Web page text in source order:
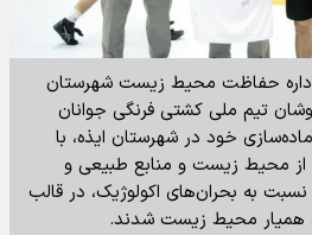
اداره حفاظت محیط زیست شهرستان
تیم ملی کشتی فرنگی جوانان
خود در شهرستان ایذه، با
محیط زیست و منابع طبیعی و
به بحران‌های اکولوژیک، در قالب
محیط زیست شدند.